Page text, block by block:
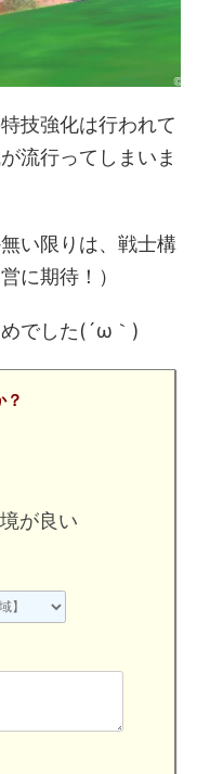
技強化は行われて
流行ってしまいま
い限りは、戦士構
に期待！）
でした(´ω｀)
？
が良い